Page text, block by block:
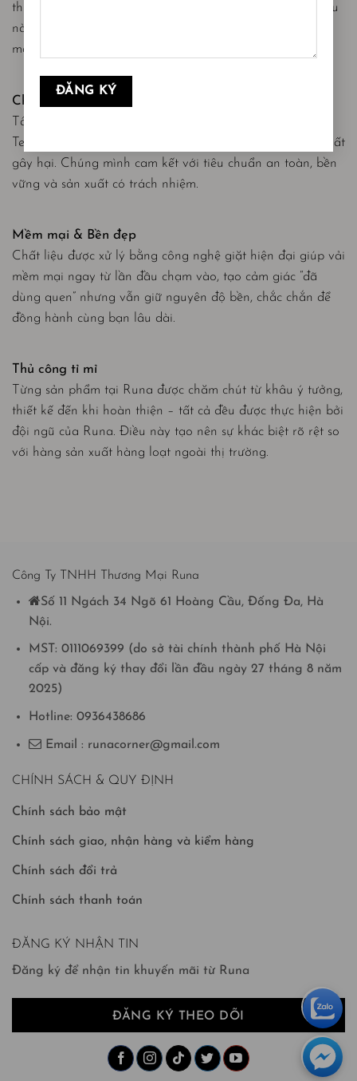
thiện với làn da. Bằng cách tập trung vào những chất liệu
này, chúng mình không ngừng nâng cao chất lượng để
mang đến trải nghiệm ngủ tốt nhất cho bạn.
Chứng nhận OEKO-TEX®
Tất cả sản phẩm của Runa đều đạt chứng nhận Oeko-
Tex® – đảm bảo không chứa các chất độc hại hay hóa chất
gây hại. Chúng mình cam kết với tiêu chuẩn an toàn, bền
vững và sản xuất có trách nhiệm.
Mềm mại & Bền đẹp
Chất liệu được xử lý bằng công nghệ giặt hiện đại giúp vải
mềm mại ngay từ lần đầu chạm vào, tạo cảm giác “đã
dùng quen” nhưng vẫn giữ nguyên độ bền, chắc chắn để
đồng hành cùng bạn lâu dài.
Thủ công tỉ mỉ
Từng sản phẩm tại Runa được chăm chút từ khâu ý tưởng,
thiết kế đến khi hoàn thiện – tất cả đều được thực hiện bởi
đội ngũ của Runa. Điều này tạo nên sự khác biệt rõ rệt so
với hàng sản xuất hàng loạt ngoài thị trường.
Công Ty TNHH Thương Mại Runa
Số 11 Ngách 34 Ngõ 61 Hoàng Cầu, Đống Đa, Hà
Nội.
MST: 0111069399 (do sở tài chính thành phố Hà Nội
cấp và đăng ký thay đổi lần đầu ngày 27 tháng 8 năm
2025)
Hotline: 0936438686
Email : runacorner@gmail.com
CHÍNH SÁCH & QUY ĐỊNH
Chính sách bảo mật
Chính sách giao, nhận hàng và kiểm hàng
Chính sách đổi trả
Chính sách thanh toán
ĐĂNG KÝ NHẬN TIN
Đăng ký để nhận tin khuyến mãi từ Runa
ĐĂNG KÝ THEO DÕI